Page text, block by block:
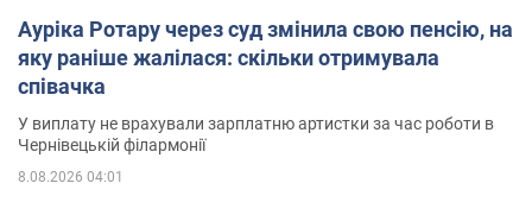
Ауріка Ротару через суд змінила свою пенсію, на
яку раніше жалілася: скільки отримувала
співачка
У виплату не врахували зарплатню артистки за час роботи в
Чернівецькій філармонії
8.08.2026 04:01